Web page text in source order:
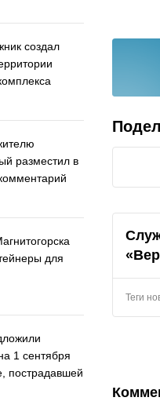
создал
разместил в
для
1 сентября
пострадавшей
Теги